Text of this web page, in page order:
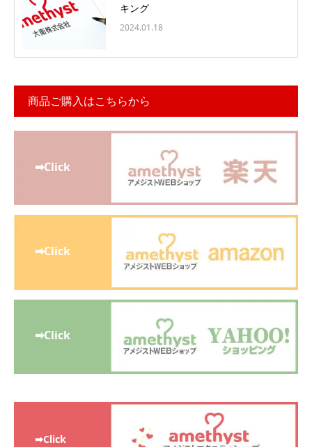
キング
2024.01.18
商品ご購入はこちらから
➡Click
➡Click
➡Click
➡Click